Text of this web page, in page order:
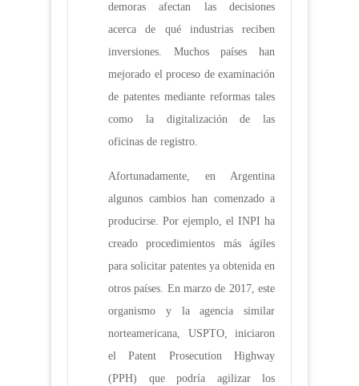
demoras afectan las decisiones
acerca de qué industrias reciben
inversiones. Muchos países han
mejorado el proceso de examinación
de patentes mediante reformas tales
como la digitalización de las
oficinas de registro.
Afortunadamente, en Argentina
algunos cambios han comenzado a
producirse. Por ejemplo, el INPI ha
creado procedimientos más ágiles
para solicitar patentes ya obtenida en
otros países. En marzo de 2017, este
organismo y la agencia similar
norteamericana, USPTO, iniciaron
el Patent Prosecution Highway
(PPH) que podría agilizar los